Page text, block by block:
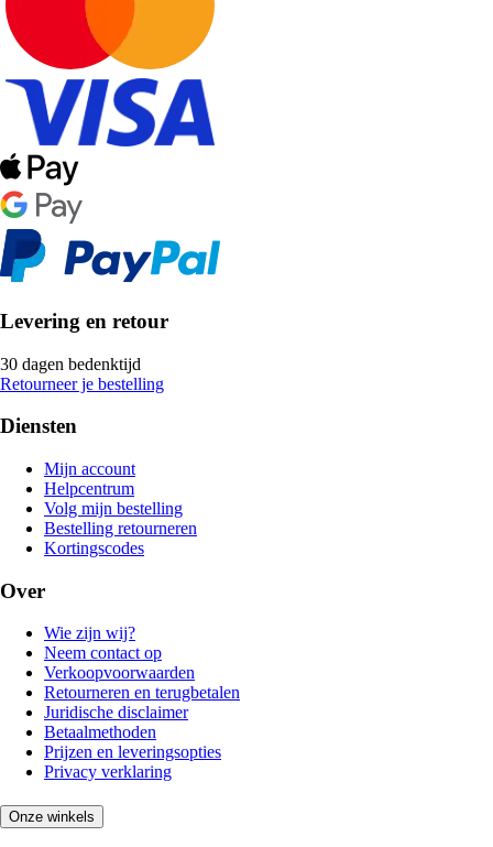
Levering en retour
30 dagen bedenktijd
Retourneer je bestelling
Diensten
Mijn account
Helpcentrum
Volg mijn bestelling
Bestelling retourneren
Kortingscodes
Over
Wie zijn wij?
Neem contact op
Verkoopvoorwaarden
Retourneren en terugbetalen
Juridische disclaimer
Betaalmethoden
Prijzen en leveringsopties
Privacy verklaring
Onze winkels